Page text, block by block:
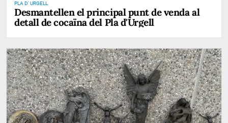
PLA D' URGELL
Desmantellen el principal punt de venda al
detall de cocaïna del Pla d'Urgell